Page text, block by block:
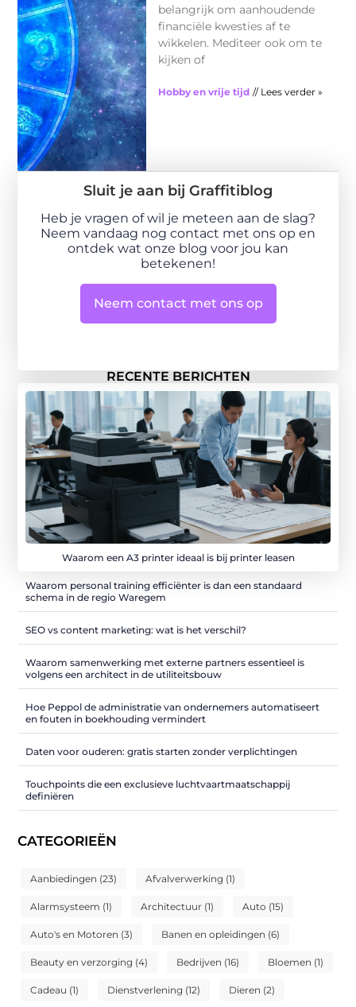
belangrijk om aanhoudende
financiële kwesties af te
wikkelen. Mediteer ook om te
kijken of
Hobby en vrije tijd // Lees verder »
RECENTE BERICHTEN
Waarom een A3 printer ideaal is bij printer leasen
Waarom personal training efficiënter is dan een standaard
schema in de regio Waregem
SEO vs content marketing: wat is het verschil?
Waarom samenwerking met externe partners essentieel is
volgens een architect in de utiliteitsbouw
Hoe Peppol de administratie van ondernemers automatiseert
en fouten in boekhouding vermindert
Daten voor ouderen: gratis starten zonder verplichtingen
Touchpoints die een exclusieve luchtvaartmaatschappij
definiëren
CATEGORIEËN
Aanbiedingen (23) Afvalverwerking (1)
Alarmsysteem (1) Architectuur (1) Auto (15)
Auto's en Motoren (3) Banen en opleidingen (6)
Beauty en verzorging (4) Bedrijven (16) Bloemen (1)
Cadeau (1) Dienstverlening (12) Dieren (2)
Sluit je aan bij Graffitiblog
Heb je vragen of wil je meteen aan de slag?
Neem vandaag nog contact met ons op en
ontdek wat onze blog voor jou kan
betekenen!
Neem contact met ons op